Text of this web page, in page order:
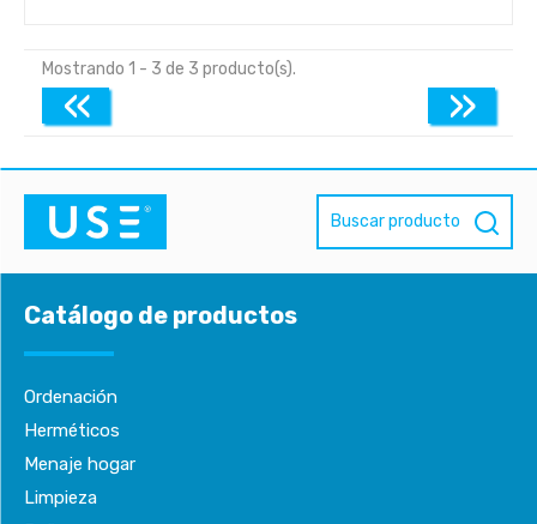
Mostrando 1 - 3 de 3 producto(s).
« »
Buscar producto
Catálogo de productos
Ordenación
Herméticos
Menaje hogar
Limpieza